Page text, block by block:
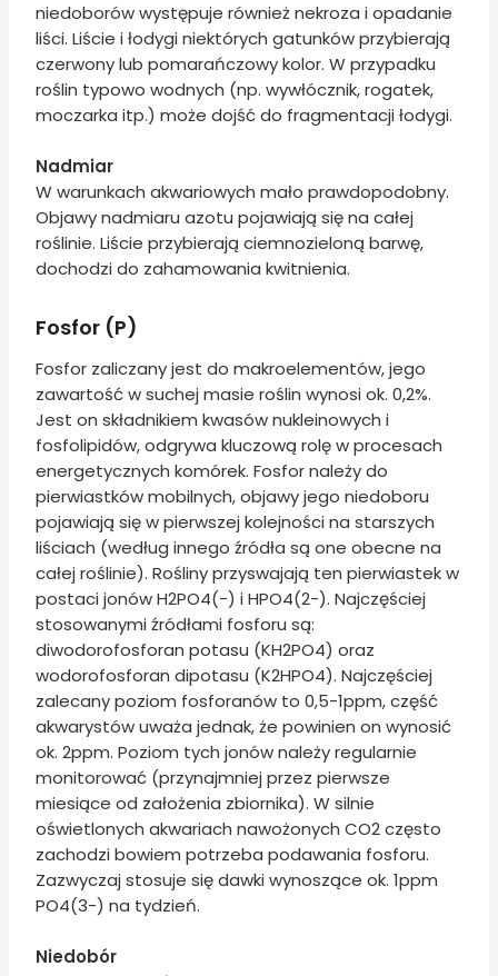
niedoborów występuje również nekroza i opadanie
liści. Liście i łodygi niektórych gatunków przybierają
czerwony lub pomarańczowy kolor. W przypadku
roślin typowo wodnych (np. wywłócznik, rogatek,
moczarka itp.) może dojść do fragmentacji łodygi.
Nadmiar
W warunkach akwariowych mało prawdopodobny.
Objawy nadmiaru azotu pojawiają się na całej
roślinie. Liście przybierają ciemnozieloną barwę,
dochodzi do zahamowania kwitnienia.
Fosfor (P)
Fosfor zaliczany jest do makroelementów, jego
zawartość w suchej masie roślin wynosi ok. 0,2%.
Jest on składnikiem kwasów nukleinowych i
fosfolipidów, odgrywa kluczową rolę w procesach
energetycznych komórek. Fosfor należy do
pierwiastków mobilnych, objawy jego niedoboru
pojawiają się w pierwszej kolejności na starszych
liściach (według innego źródła są one obecne na
całej roślinie). Rośliny przyswajają ten pierwiastek w
postaci jonów H2PO4(-) i HPO4(2-). Najczęściej
stosowanymi źródłami fosforu są:
diwodorofosforan potasu (KH2PO4) oraz
wodorofosforan dipotasu (K2HPO4). Najczęściej
zalecany poziom fosforanów to 0,5-1ppm, część
akwarystów uważa jednak, że powinien on wynosić
ok. 2ppm. Poziom tych jonów należy regularnie
monitorować (przynajmniej przez pierwsze
miesiące od założenia zbiornika). W silnie
oświetlonych akwariach nawożonych CO2 często
zachodzi bowiem potrzeba podawania fosforu.
Zazwyczaj stosuje się dawki wynoszące ok. 1ppm
PO4(3-) na tydzień.
Niedobór